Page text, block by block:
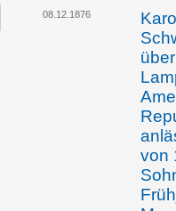
08.12.1876
von